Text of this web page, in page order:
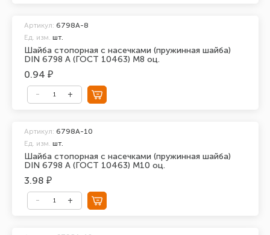
Шайба стопорная с насечками (пружинная шайба)
DIN 6798 A (ГОСТ 10463) М8 оц.
Артикул: 6798A-8
Ед. изм. шт.
0.94 ₽
Шайба стопорная с насечками (пружинная шайба)
DIN 6798 A (ГОСТ 10463) М10 оц.
Артикул: 6798A-10
Ед. изм. шт.
3.98 ₽